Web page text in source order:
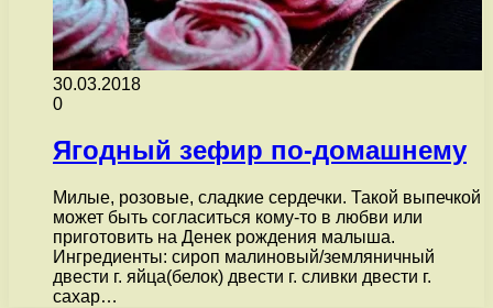
30.03.2018
0
Ягодный зефир по-домашнему
Милые, розовые, сладкие сердечки. Такой выпечкой
может быть согласиться кому-то в любви или
приготовить на Денек рождения малыша.
Ингредиенты: сироп малиновый/земляничный
двести г. яйца(белок) двести г. сливки двести г.
сахар…